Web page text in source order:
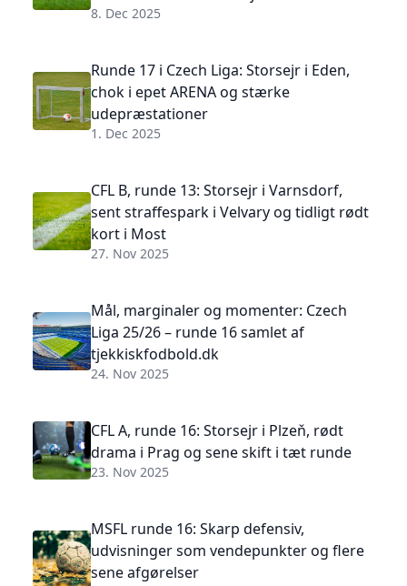
8. Dec 2025
Runde 17 i Czech Liga: Storsejr i Eden,
chok i epet ARENA og stærke
udepræstationer
1. Dec 2025
CFL B, runde 13: Storsejr i Varnsdorf,
sent straffespark i Velvary og tidligt rødt
kort i Most
27. Nov 2025
Mål, marginaler og momenter: Czech
Liga 25/26 – runde 16 samlet af
tjekkiskfodbold.dk
24. Nov 2025
CFL A, runde 16: Storsejr i Plzeň, rødt
drama i Prag og sene skift i tæt runde
23. Nov 2025
MSFL runde 16: Skarp defensiv,
udvisninger som vendepunkter og flere
sene afgørelser